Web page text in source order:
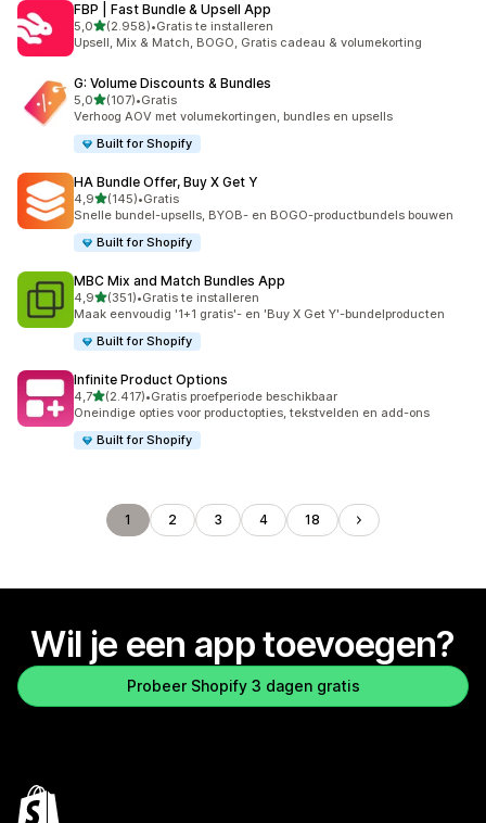
FBP | Fast Bundle & Upsell App
5,0van 5 sterren
(2.958)
2958 recensies in totaal
•Gratis te installeren
Upsell, Mix & Match, BOGO, Gratis cadeau & volumekorting
G: Volume Discounts & Bundles
5,0van 5 sterren
(107)
107 recensies in totaal
•Gratis
Verhoog AOV met volumekortingen, bundles en upsells
Built for Shopify
HA Bundle Offer, Buy X Get Y
4,9van 5 sterren
(145)
145 recensies in totaal
•Gratis
Snelle bundel-upsells, BYOB- en BOGO-productbundels bouwen
Built for Shopify
MBC Mix and Match Bundles App
4,9van 5 sterren
(351)
351 recensies in totaal
•Gratis te installeren
Maak eenvoudig '1+1 gratis'- en 'Buy X Get Y'-bundelproducten
Built for Shopify
Infinite Product Options
4,7van 5 sterren
(2.417)
2417 recensies in totaal
•Gratis proefperiode beschikbaar
Oneindige opties voor productopties, tekstvelden en add-ons
Built for Shopify
1 2 3 4 18
Wil je een app toevoegen?
Probeer Shopify 3 dagen gratis